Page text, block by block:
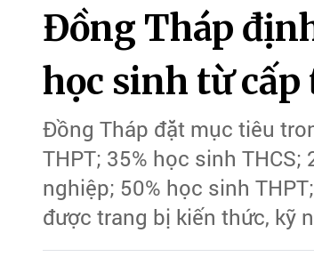
Đồng Tháp
học sinh từ cấp
Đồng Tháp đặt mục tiêu
THPT; 35% học sinh
nghiệp; 50% học sinh
được trang bị kiến thức, kỹ